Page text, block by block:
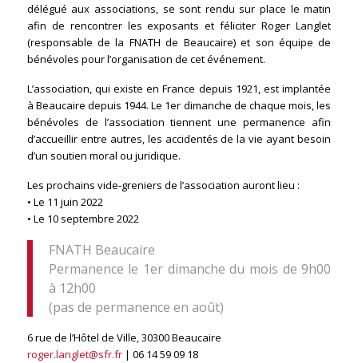
délégué aux associations, se sont rendu sur place le matin
afin de rencontrer les exposants et féliciter Roger Langlet
(responsable de la FNATH de Beaucaire) et son équipe de
bénévoles pour l’organisation de cet événement.
L’association, qui existe en France depuis 1921, est implantée
à Beaucaire depuis 1944. Le 1er dimanche de chaque mois, les
bénévoles de l’association tiennent une permanence afin
d’accueillir entre autres, les accidentés de la vie ayant besoin
d’un soutien moral ou juridique.
Les prochains vide-greniers de l’association auront lieu :
• Le 11 juin 2022
• Le 10 septembre 2022
FNATH Beaucaire
Permanence le 1er dimanche du mois de 9h00
à 12h00
(pas de permanence en août)
6 rue de l’Hôtel de Ville, 30300 Beaucaire
roger.langlet@sfr.fr| 06 14 59 09 18